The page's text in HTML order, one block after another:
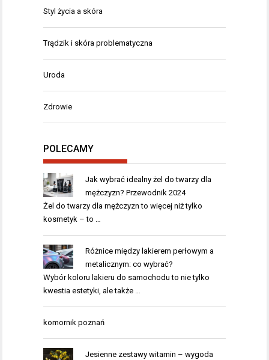
Styl życia a skóra
Trądzik i skóra problematyczna
Uroda
Zdrowie
POLECAMY
Jak wybrać idealny żel do twarzy dla
mężczyzn? Przewodnik 2024
Żel do twarzy dla mężczyzn to więcej niż tylko
kosmetyk – to …
Różnice między lakierem perłowym a
metalicznym: co wybrać?
Wybór koloru lakieru do samochodu to nie tylko
kwestia estetyki, ale także …
komornik poznań
Jesienne zestawy witamin – wygoda